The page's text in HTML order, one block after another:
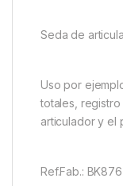
Seda de
Uso por
totales,
articulador y el
Ref.Fab.: BK876